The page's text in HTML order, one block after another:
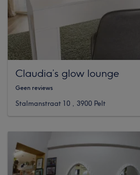
Claudia’s glow lounge
Geen reviews
Stalmanstraat 10 , 3900 Pelt